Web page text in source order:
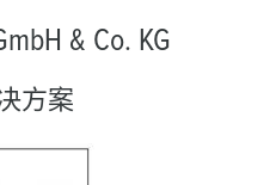
& Co. KG
方案